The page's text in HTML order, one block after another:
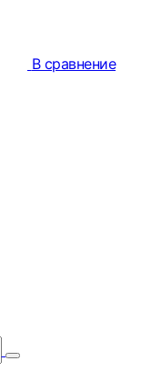
В сравнение